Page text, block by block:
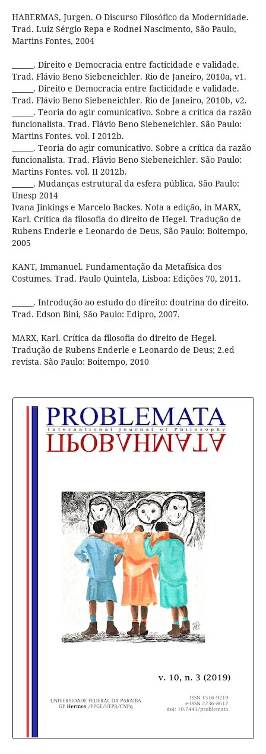
HABERMAS, Jurgen. O Discurso Filosófico da Modernidade.
Trad. Luiz Sérgio Repa e Rodnei Nascimento, São Paulo,
Martins Fontes, 2004
______. Direito e Democracia entre facticidade e validade.
Trad. Flávio Beno Siebeneichler. Rio de Janeiro, 2010a, v1.
______. Direito e Democracia entre facticidade e validade.
Trad. Flávio Beno Siebeneichler. Rio de Janeiro, 2010b, v2.
______. Teoria do agir comunicativo. Sobre a crítica da razão
funcionalista. Trad. Flávio Beno Siebeneichler. São Paulo:
Martins Fontes. vol. I 2012b.
______. Teoria do agir comunicativo. Sobre a crítica da razão
funcionalista. Trad. Flávio Beno Siebeneichler. São Paulo:
Martins Fontes. vol. II 2012b.
______. Mudanças estrutural da esfera pública. São Paulo:
Unesp 2014
Ivana Jinkings e Marcelo Backes. Nota a edição, in MARX,
Karl. Crítica da filosofia do direito de Hegel. Tradução de
Rubens Enderle e Leonardo de Deus, São Paulo: Boitempo,
2005
KANT, Immanuel. Fundamentação da Metafísica dos
Costumes. Trad. Paulo Quintela, Lisboa: Edições 70, 2011.
______. Introdução ao estudo do direito: doutrina do direito.
Trad. Edson Bini, São Paulo: Edipro, 2007.
MARX, Karl. Crítica da filosofia do direito de Hegel.
Tradução de Rubens Enderle e Leonardo de Deus; 2.ed
revista. São Paulo: Boitempo, 2010